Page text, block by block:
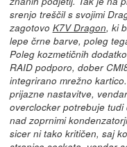
srenjo treščil s svojimi
zagotovo K7V Dragon, ki
lepe črne barve, poleg
Poleg kozmetičnih
RAID podporo, dober
integrirano mrežno
prijazne nastavitve,
overclocker potrebuje
nad zoprnimi
sicer ni tako kritičen, saj